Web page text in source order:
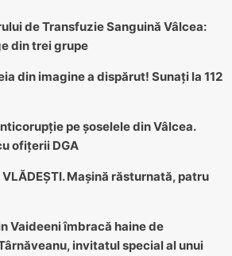
de Transfuzie Sanguină Vâlcea:
din trei grupe
din imagine a dispărut! Sunați la 112
pe șoselele din Vâlcea.
ofițerii DGA
VLĂDEȘTI. Mașină răsturnată, patru
Vaideeni îmbracă haine de
invitatul special al unui